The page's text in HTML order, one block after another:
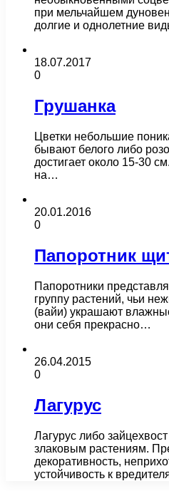
при мельчайшем
долгие и однолетние
18.07.2017
0
Грушанка
Цветки небольшие
бывают белого либо
достигает около 15-30
на…
20.01.2016
0
Папоротник
Папоротники
группу растений, чьи
(вайи) украшают
они себя прекрасно…
26.04.2015
0
Лагурус
Лагурус либо
злаковым растениям.
декоративность,
устойчивость к